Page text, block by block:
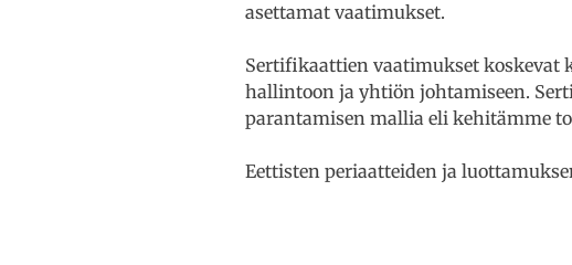
asettamat vaatimukset.
Sertifikaattien vaatimukset koskevat
hallintoon ja yhtiön johtamiseen.
parantamisen mallia eli kehitämme
Eettisten periaatteiden ja